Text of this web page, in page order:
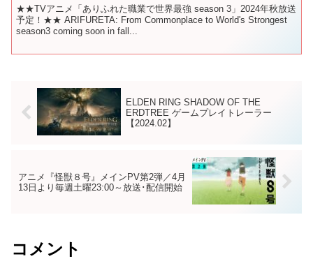
★★TVアニメ「ありふれた職業で世界最強 season 3」2024年秋放送
予定！★★ ARIFURETA: From Commonplace to World's Strongest
season3 coming soon in fall...
ELDEN RING SHADOW OF THE
ERDTREE ゲームプレイトレーラー
【2024.02】
アニメ『怪獣８号』メインPV第2弾／4月
13日より毎週土曜23:00～放送･配信開始
コメント